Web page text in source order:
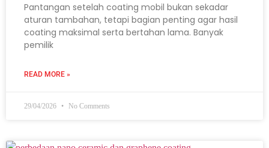
Pantangan setelah coating mobil bukan sekadar
aturan tambahan, tetapi bagian penting agar hasil
coating maksimal serta bertahan lama. Banyak
pemilik
READ MORE »
29/04/2026 No Comments